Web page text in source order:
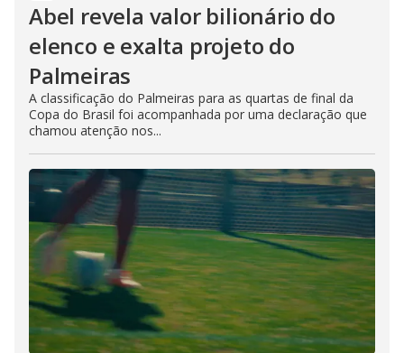
Abel revela valor bilionário do
elenco e exalta projeto do
Palmeiras
A classificação do Palmeiras para as quartas de final da
Copa do Brasil foi acompanhada por uma declaração que
chamou atenção nos...